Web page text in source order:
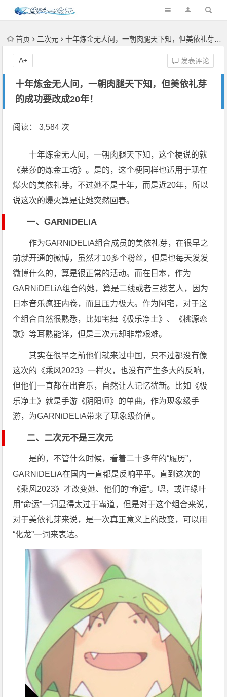
首页 二次元 十年炼金无人问，一朝肉腿天下知，但美依礼芽的成功要改成20年！
十年炼金无人问，一朝肉腿天下知，但美依礼芽
的成功要改成20年！
发表评论
A+
阅读： 3,584 次
十年炼金无人问，一朝肉腿天下知，这个梗说的就
《莱莎的炼金工坊》。是的，这个梗同样也适用于现在
爆火的美依礼芽。不过她不是十年，而是近20年，所以
说这次的爆火算是让她突然回春。
一、GARNiDELiA
作为GARNiDELiA组合成员的美依礼芽，在很早之
前就开通的微博，虽然才10多个粉丝，但是也每天发发
微博什么的，算是很正常的活动。而在日本，作为
GARNiDELiA组合的她，算是二线或者三线艺人，因为
日本音乐疯狂内卷，而且压力极大。作为阿宅，对于这
个组合自然很熟悉，比如宅舞《极乐净土》、《桃源恋
歌》等耳熟能详，但是三次元却非常艰难。
其实在很早之前他们就来过中国，只不过都没有像
这次的《乘风2023》一样火，也没有产生多大的反响，
但他们一直都在出音乐，自然让人记忆犹新。比如《极
乐净土》就是手游《阴阳师》的单曲，作为现象级手
游，为GARNiDELiA带来了现象级价值。
二、二次元不是三次元
是的，不管什么时候，看着二十多年的“履历”，
GARNiDELiA在国内一直都是反响平平。直到这次的
《乘风2023》才改变她、他们的“命运”。嗯，或许缘叶
用“命运”一词显得太过于霸道，但是对于这个组合来说，
对于美依礼芽来说，是一次真正意义上的改变，可以用
“化龙”一词来表达。